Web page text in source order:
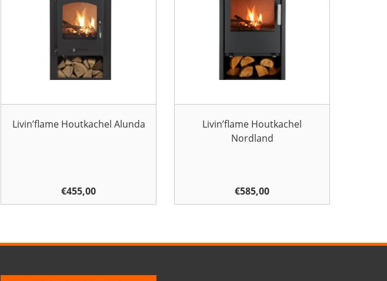
Livin’flame Houtkachel Alunda
€455,00
Livin’flame Houtkachel
Nordland
€585,00